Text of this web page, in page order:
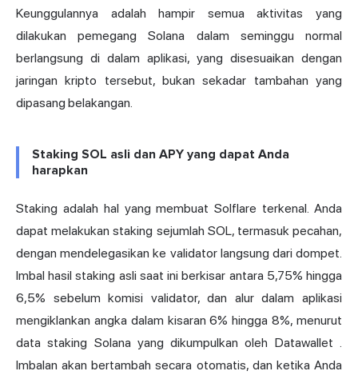
Keunggulannya adalah hampir semua aktivitas yang
dilakukan pemegang Solana dalam seminggu normal
berlangsung di dalam aplikasi, yang disesuaikan dengan
jaringan kripto tersebut, bukan sekadar tambahan yang
dipasang belakangan.
Staking SOL asli dan APY yang dapat Anda
harapkan
Staking adalah hal yang membuat Solflare terkenal. Anda
dapat melakukan staking sejumlah SOL, termasuk pecahan,
dengan mendelegasikan ke validator langsung dari dompet.
Imbal hasil staking asli saat ini berkisar antara 5,75% hingga
6,5% sebelum komisi validator, dan alur dalam aplikasi
mengiklankan angka dalam kisaran 6% hingga 8%, menurut
data staking Solana yang dikumpulkan oleh Datawallet .
Imbalan akan bertambah secara otomatis, dan ketika Anda